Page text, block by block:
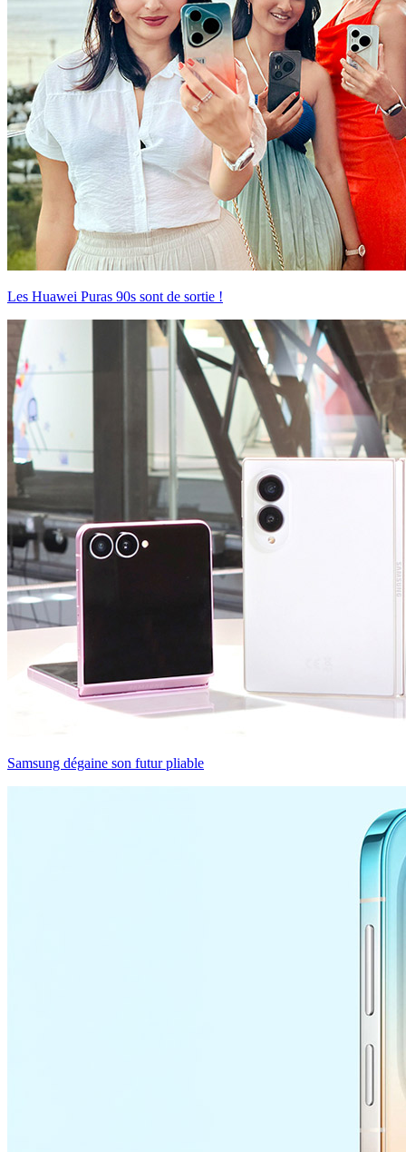
Les Huawei Puras 90s sont de sortie !
Samsung dégaine son futur pliable